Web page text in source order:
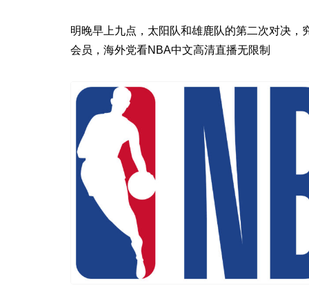
明晚早上九点，太阳队和雄鹿队的第二次对决
会员，海外党看NBA中文高清直播无限制